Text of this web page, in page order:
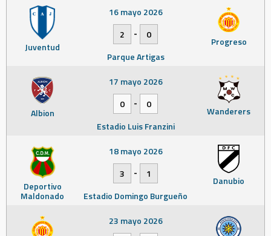
Juventud Progreso
16 mayo 2026
2
-
0
Parque Artigas
Albion Wanderers
17 mayo 2026
0
-
0
Estadio Luis Franzini
Deportivo
Maldonado
Danubio
18 mayo 2026
3
-
1
Estadio Domingo Burgueño
23 mayo 2026